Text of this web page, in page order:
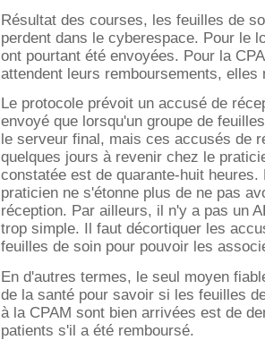
Résultat des courses, les feuilles de
perdent dans le cyberespace. Pour le
ont pourtant été envoyées. Pour la
attendent leurs remboursements,
Le protocole prévoit un accusé de
envoyé que lorsqu'un groupe de
le serveur final, mais ces accusés de
quelques jours à revenir chez le
constatée est de quarante-huit
praticien ne s'étonne plus de ne pas
réception. Par ailleurs, il n'y a pas un
trop simple. Il faut décortiquer les
feuilles de soin pour pouvoir les
En d'autres termes, le seul moyen
de la santé pour savoir si les feuilles
à la CPAM sont bien arrivées est de
patients s'il a été remboursé.